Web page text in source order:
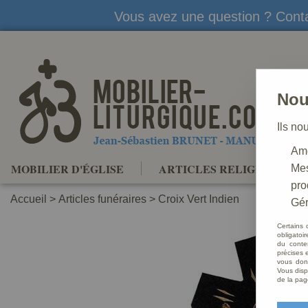
Vous avez une question ?
MOBILIER D'ÉGLISE ARTICLES RELIGIEUX
Accueil > Articles funéraires > Croix Vert Indien
Ils
Certains
du
précises
vous
Vous
de la